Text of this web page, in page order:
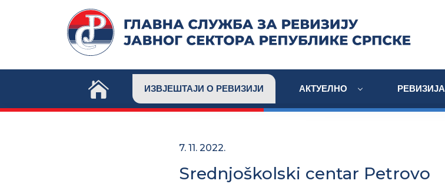
ИЗВЈЕШТАЈИ О РЕВИЗИЈИ АКТУЕЛНО РЕВИЗИЈА
7. 11. 2022.
Srednjoškolski centar Petrovo